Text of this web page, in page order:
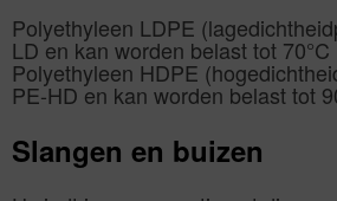
Polyethyleen LDPE
LD en kan worden belast tot 70°C
Polyethyleen HDPE
PE-HD en kan worden belast tot
Slangen en buizen